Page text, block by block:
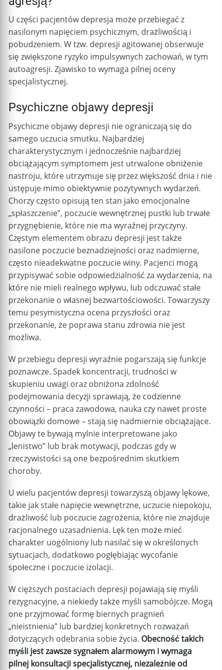
U części pacjentów depresja może przebiegać z
nasilonym napięciem psychicznym, drażliwością i
pobudzeniem. W tzw. depresji agitowanej obserwuje
się zwiększone ryzyko impulsywnych zachowań, w tym
autoagresji. Zjawisko to wymaga pilnej oceny
specjalistycznej.
Psychiczne objawy depresji
Psychiczne objawy depresji nie ograniczają się do
samego uczucia smutku. Najbardziej
charakterystycznym i jednocześnie najbardziej
obciążającym symptomem jest utrwalone obniżenie
nastroju, które utrzymuje się przez większość dnia i nie
ustępuje mimo obiektywnie pozytywnych wydarzeń.
Chorzy często opisują ten stan jako emocjonalne
„spłaszczenie”, poczucie wewnętrznej pustki lub trwałe
przygnębienie, które nie ma wyraźnej przyczyny.
Częstym elementem obrazu depresji jest także
nasilone poczucie beznadziejności oraz nadmierne,
często nieadekwatne poczucie winy. Pacjenci mogą
przypisywać sobie odpowiedzialność za wydarzenia, na
które nie mieli realnego wpływu, lub odczuwać stałe
przekonanie o własnej bezwartościowości. Towarzyszy
temu pesymistyczna ocena przyszłości oraz
przekonanie, że poprawa stanu zdrowia nie jest
możliwa.
W przebiegu depresji wyraźnie pogarszają się funkcje
poznawcze. Spadek koncentracji, trudności w
skupieniu uwagi oraz obniżona zdolność
podejmowania decyzji sprawiają, że codzienne
czynności – praca zawodowa, nauka czy nawet proste
obowiązki domowe – stają się nadmiernie obciążające.
Objawy te bywają mylnie interpretowane jako
„lenistwo” lub brak motywacji, podczas gdy w
rzeczywistości są one bezpośrednim skutkiem
choroby.
U wielu pacjentów depresji towarzyszą objawy lękowe,
takie jak stałe napięcie wewnętrzne, uczucie niepokoju,
drażliwość lub poczucie zagrożenia, które nie znajduje
racjonalnego uzasadnienia. Lęk ten może mieć
charakter uogólniony lub nasilać się w określonych
sytuacjach, dodatkowo pogłębiając wycofanie
społeczne i poczucie izolacji.
W cięższych postaciach depresji pojawiają się myśli
rezygnacyjne, a niekiedy także myśli samobójcze. Mogą
one przyjmować formę biernych pragnień
„nieistnienia” lub bardziej konkretnych rozważań
dotyczących odebrania sobie życia. Obecność takich
myśli jest zawsze sygnałem alarmowym i wymaga
pilnej konsultacji specjalistycznej, niezależnie od